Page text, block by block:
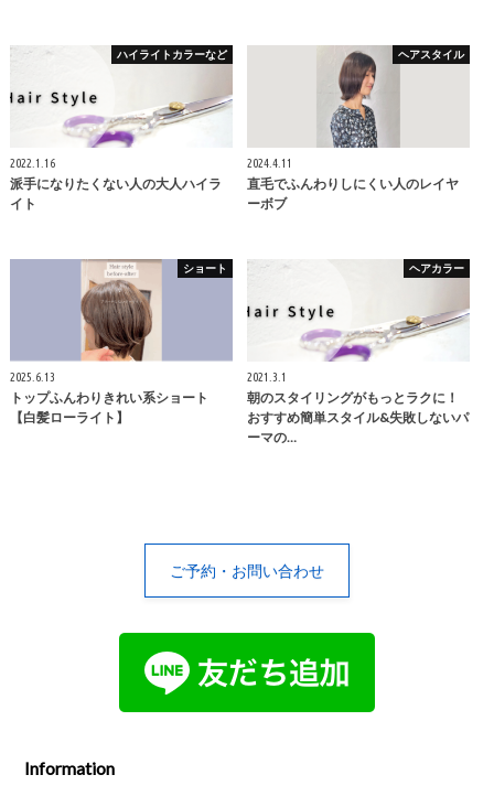
ハイライトカラーなど
2022.1.16
派手になりたくない人の大人ハイラ
イト
ヘアスタイル
2024.4.11
直毛でふんわりしにくい人のレイヤ
ーボブ
ショート
2025.6.13
トップふんわりきれい系ショート
【白髪ローライト】
ヘアカラー
2021.3.1
朝のスタイリングがもっとラクに！
おすすめ簡単スタイル&失敗しないパ
ーマの…
ご予約・お問い合わせ
Information